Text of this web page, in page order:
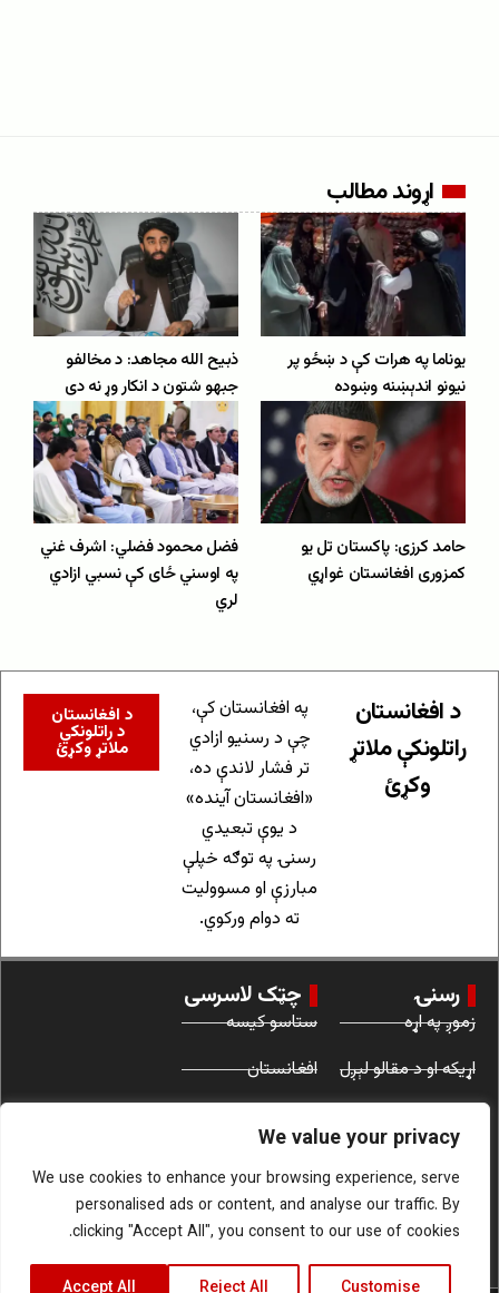
We value your privacy
We use cookies to enhance your browsing experience, serve
personalised ads or content, and analyse our traffic. By
clicking "Accept All", you consent to our use of cookies.
اړوند مطالب
یوناما په هرات کې د ښځو پر
نیونو اندېښنه وښوده
ذبیح الله مجاهد: د مخالفو
جبهو شتون د انکار وړ نه دی
حامد کرزی: پاکستان تل یو
کمزوری افغانستان غواړي
فضل محمود فضلي: اشرف غني
په اوسني ځای کې نسبي ازادي
لري
د افغانستان
راتلونکې ملاتړ
وکړئ
په افغانستان کې،
چې د رسنیو ازادي
تر فشار لاندې ده،
«افغانستان آینده»
د یوې تبعیدي
رسنۍ په توګه خپلې
مبارزې او مسوولیت
ته دوام ورکوي.
د افغانستان
د راتلونکي
ملاتړ وکړئ
رسنۍ
زموږ په اړه
اړیکه او د مقالو لېږل
چټک لاسرسی
ستاسو کیسه
افغانستان
ښځې